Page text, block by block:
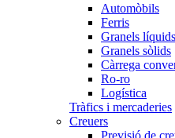
Automòbils
Ferris
Granels líquids
Granels sòlids
Càrrega
Ro-ro
Logística
Tràfics i mercaderies
Creuers
Previsió de